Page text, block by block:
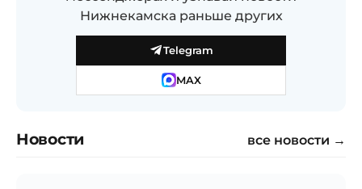
Нижнекамска раньше других
Telegram
MAX
Новости все новости →